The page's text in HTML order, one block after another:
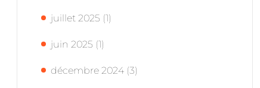
juillet 2025 (1)
juin 2025 (1)
décembre 2024 (3)